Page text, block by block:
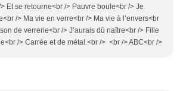
Et se retourne<br /> Pauvre boule<br /> Je
/> Ma vie en verre<br /> Ma vie à l’envers<br
de verrerie<br /> J’aurais dû naître<br /> Fille
/> Carrée et de métal.<br /> <br /> ABC<br />